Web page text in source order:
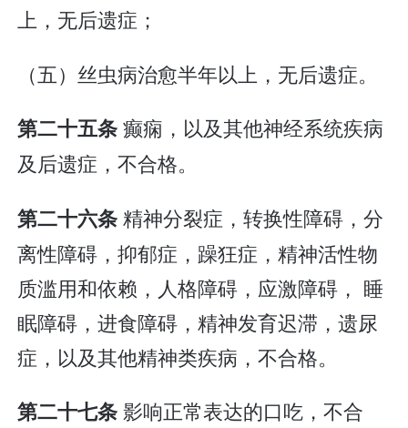
上，无后遗症；
（五）丝虫病治愈半年以上，无后遗症。
第二十五条癫痫，以及其他神经系统疾病
及后遗症，不合格。
第二十六条精神分裂症，转换性障碍，分
离性障碍，抑郁症，躁狂症，精神活性物
质滥用和依赖，人格障碍，应激障碍， 睡
眠障碍，进食障碍，精神发育迟滞，遗尿
症，以及其他精神类疾病，不合格。
第二十七条影响正常表达的口吃，不合